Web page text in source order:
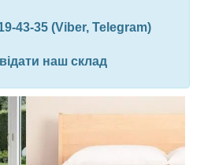
43-35 (Viber, Telegram)
наш склад